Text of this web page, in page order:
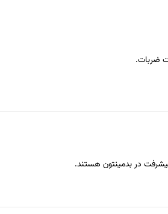
در بدمینتون هستند.